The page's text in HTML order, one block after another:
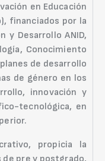
en Educación
financiados por la
y Desarrollo ANID,
Conocimiento
de desarrollo
de género en los
innovación y
tecnológica, en
propicia la
pre y postgrado,